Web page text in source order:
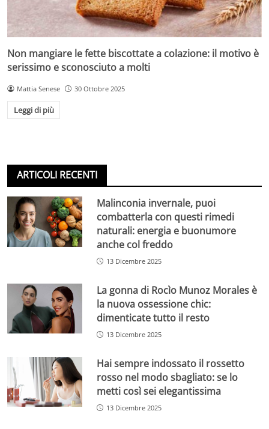
Non mangiare le fette biscottate a colazione: il motivo è
serissimo e sconosciuto a molti
Mattia Senese 30 Ottobre 2025
Leggi di più
ARTICOLI RECENTI
Malinconia invernale, puoi
combatterla con questi rimedi
naturali: energia e buonumore
anche col freddo
13 Dicembre 2025
La gonna di Rocìo Munoz Morales è
la nuova ossessione chic:
dimenticate tutto il resto
13 Dicembre 2025
Hai sempre indossato il rossetto
rosso nel modo sbagliato: se lo
metti così sei elegantissima
13 Dicembre 2025